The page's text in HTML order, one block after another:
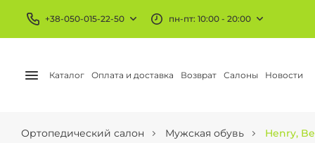
+38-050-015-22-50 пн-пт: 10:00 - 20:00
Каталог
БАНДАЖИ И ОРТЕЗЫ КОМПРЕССИОННЫЙ
Оплата и доставка Возврат Салоны Новости
Ортопедический салон Мужская обувь Henry,